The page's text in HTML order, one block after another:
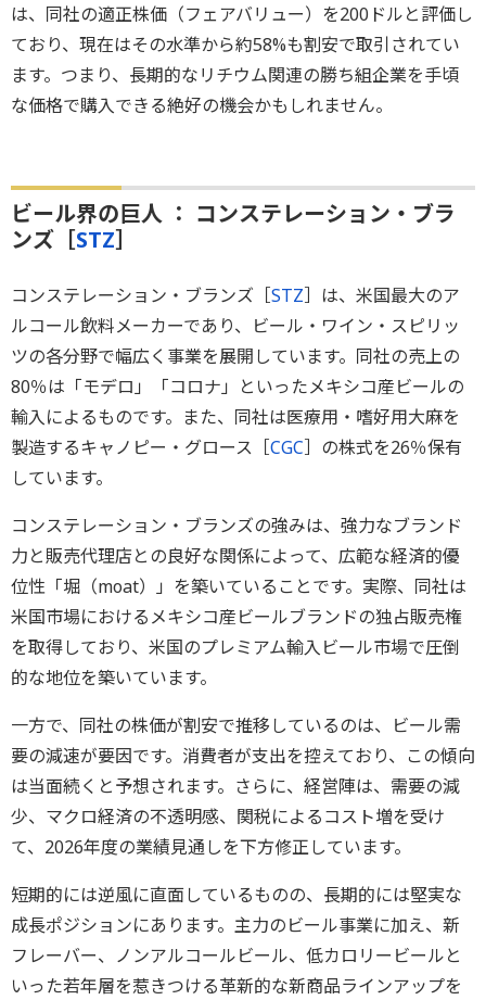
は、同社の適正株価（フェアバリュー）を200ドルと評価し
ており、現在はその水準から約58%も割安で取引されてい
ます。つまり、長期的なリチウム関連の勝ち組企業を手頃
な価格で購入できる絶好の機会かもしれません。
ビール界の巨人 ： コンステレーション・ブラ
ンズ［STZ］
コンステレーション・ブランズ［STZ］は、米国最大のア
ルコール飲料メーカーであり、ビール・ワイン・スピリッ
ツの各分野で幅広く事業を展開しています。同社の売上の
80％は「モデロ」「コロナ」といったメキシコ産ビールの
輸入によるものです。また、同社は医療用・嗜好用大麻を
製造するキャノピー・グロース［CGC］の株式を26％保有
しています。
コンステレーション・ブランズの強みは、強力なブランド
力と販売代理店との良好な関係によって、広範な経済的優
位性「堀（moat）」を築いていることです。実際、同社は
米国市場におけるメキシコ産ビールブランドの独占販売権
を取得しており、米国のプレミアム輸入ビール市場で圧倒
的な地位を築いています。
一方で、同社の株価が割安で推移しているのは、ビール需
要の減速が要因です。消費者が支出を控えており、この傾向
は当面続くと予想されます。さらに、経営陣は、需要の減
少、マクロ経済の不透明感、関税によるコスト増を受け
て、2026年度の業績見通しを下方修正しています。
短期的には逆風に直面しているものの、長期的には堅実な
成長ポジションにあります。主力のビール事業に加え、新
フレーバー、ノンアルコールビール、低カロリービールと
いった若年層を惹きつける革新的な新商品ラインアップを